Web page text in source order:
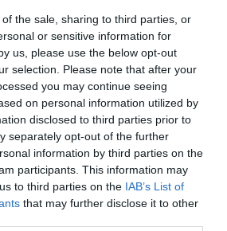
the sale, sharing to third parties, or
or sensitive information for
us, please use the below opt-out
selection. Please note that after your
you may continue seeing
on personal information utilized by
disclosed to third parties prior to
separately opt-out of the further
information by third parties on the
participants. This information may
to third parties on the IAB’s List of
that may further disclose it to other
Ανακάλυψέ το